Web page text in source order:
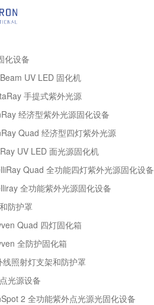
化设备
UV LED 固化机
手提式紫外光源
经济型紫外光源固化设备
Quad 经济型四灯紫外光源
UV LED 面光源固化机
Quad 全功能四灯紫外光源固化设备
全功能紫外光源固化设备
防护罩
Quad 四灯固化箱
全防护固化箱
线照射灯支架和防护罩
光源设备
2 全功能紫外点光源光固化设备